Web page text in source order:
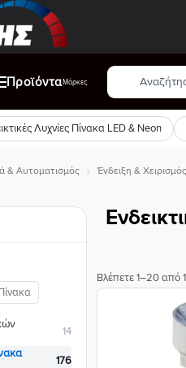
ΠροϊόνταΜάρκες
Αναζήτηση
προϊόντων
Λυχνίες Πίνακα LED & Neon
& Αυτοματισμός Ένδειξη & Χειρισμός
14
176
Βλέπετε 1–20 από